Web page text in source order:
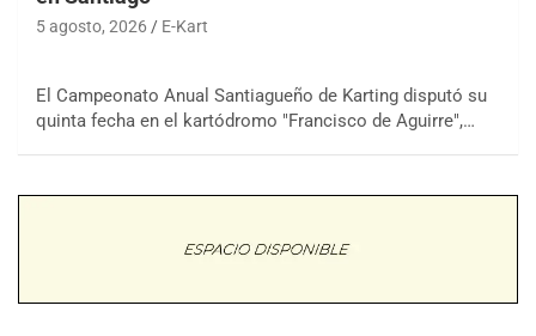
5 agosto, 2026 E-Kart
El Campeonato Anual Santiagueño de Karting disputó su
quinta fecha en el kartódromo "Francisco de Aguirre",…